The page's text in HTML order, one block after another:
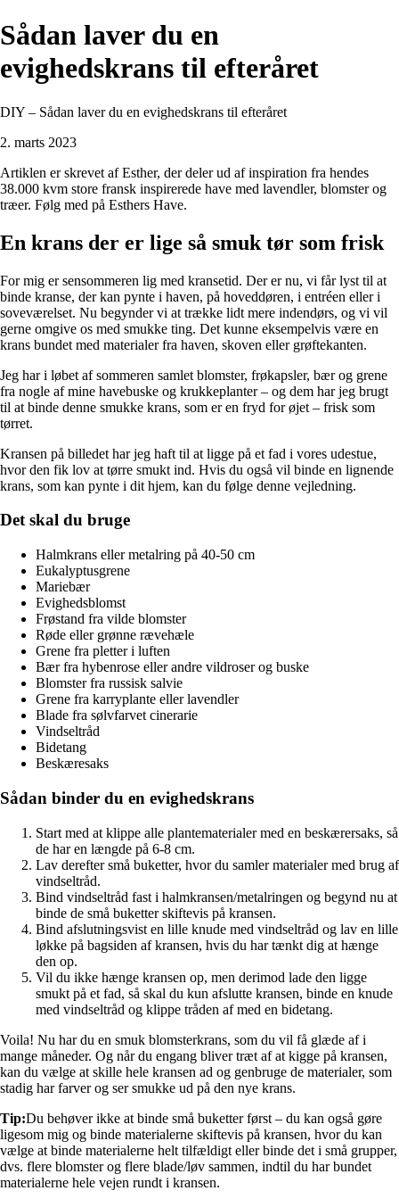
Sådan laver du en
evighedskrans til efteråret
DIY – Sådan laver du en evighedskrans til efteråret
2. marts 2023
Artiklen er skrevet af Esther, der deler ud af inspiration fra hendes
38.000 kvm store fransk inspirerede have med lavendler, blomster og
træer. Følg med på Esthers Have.
En krans der er lige så smuk tør som frisk
For mig er sensommeren lig med kransetid. Der er nu, vi får lyst til at
binde kranse, der kan pynte i haven, på hoveddøren, i entréen eller i
soveværelset. Nu begynder vi at trække lidt mere indendørs, og vi vil
gerne omgive os med smukke ting. Det kunne eksempelvis være en
krans bundet med materialer fra haven, skoven eller grøftekanten.
Jeg har i løbet af sommeren samlet blomster, frøkapsler, bær og grene
fra nogle af mine havebuske og krukkeplanter – og dem har jeg brugt
til at binde denne smukke krans, som er en fryd for øjet – frisk som
tørret.
Kransen på billedet har jeg haft til at ligge på et fad i vores udestue,
hvor den fik lov at tørre smukt ind. Hvis du også vil binde en lignende
krans, som kan pynte i dit hjem, kan du følge denne vejledning.
Det skal du bruge
Halmkrans eller metalring på 40-50 cm
Eukalyptusgrene
Mariebær
Evighedsblomst
Frøstand fra vilde blomster
Røde eller grønne rævehæle
Grene fra pletter i luften
Bær fra hybenrose eller andre vildroser og buske
Blomster fra russisk salvie
Grene fra karryplante eller lavendler
Blade fra sølvfarvet cinerarie
Vindseltråd
Bidetang
Beskæresaks
Sådan binder du en evighedskrans
Start med at klippe alle plantematerialer med en beskærersaks, så
de har en længde på 6-8 cm.
Lav derefter små buketter, hvor du samler materialer med brug af
vindseltråd.
Bind vindseltråd fast i halmkransen/metalringen og begynd nu at
binde de små buketter skiftevis på kransen.
Bind afslutningsvist en lille knude med vindseltråd og lav en lille
løkke på bagsiden af kransen, hvis du har tænkt dig at hænge
den op.
Vil du ikke hænge kransen op, men derimod lade den ligge
smukt på et fad, så skal du kun afslutte kransen, binde en knude
med vindseltråd og klippe tråden af med en bidetang.
Voila! Nu har du en smuk blomsterkrans, som du vil få glæde af i
mange måneder. Og når du engang bliver træt af at kigge på kransen,
kan du vælge at skille hele kransen ad og genbruge de materialer, som
stadig har farver og ser smukke ud på den nye krans.
Tip:Du behøver ikke at binde små buketter først – du kan også gøre
ligesom mig og binde materialerne skiftevis på kransen, hvor du kan
vælge at binde materialerne helt tilfældigt eller binde det i små grupper,
dvs. flere blomster og flere blade/løv sammen, indtil du har bundet
materialerne hele vejen rundt i kransen.